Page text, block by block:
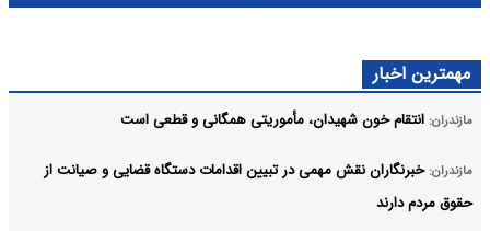
مهمترین اخبار
مازندران: انتقام خون شهیدان، مأموریتی همگانی و قطعی است
مازندران: خبرنگاران نقش مهمی در تبیین اقدامات دستگاه قضایی و صیانت از
حقوق مردم دارند